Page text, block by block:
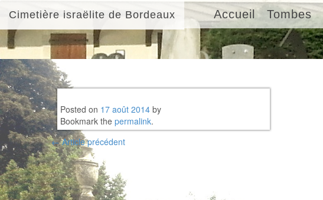
Cimetière israëlite de Bordeaux Accueil Tombes
Posted on 17 août 2014 by
Bookmark the permalink.
Post
navigation
←Article précédent